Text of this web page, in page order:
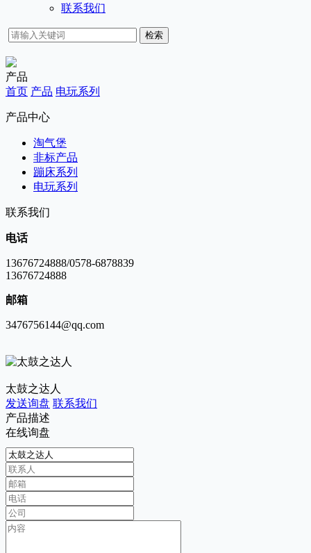
联系我们
检索
产品
首页 产品 电玩系列
产品中心
淘气堡
非标产品
蹦床系列
电玩系列
联系我们
电话
13676724888/0578-6878839
13676724888
邮箱
3476756144@qq.com
太鼓之达人
发送询盘 联系我们
产品描述
在线询盘